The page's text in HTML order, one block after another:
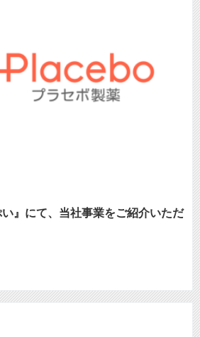
』にて、当社事業をご紹介いただ